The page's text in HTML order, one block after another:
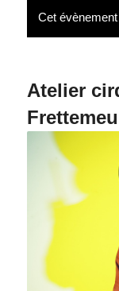
Cet
Atelier